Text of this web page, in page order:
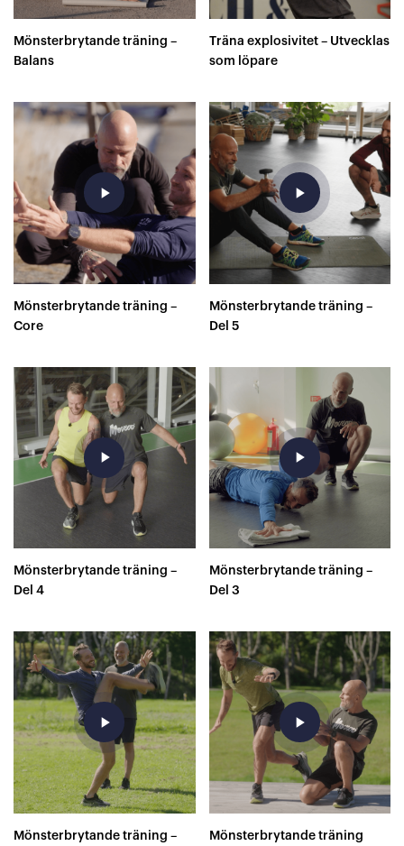
Mönsterbrytande träning –
Balans
Träna explosivitet – Utvecklas
som löpare
play_arrow
Mönsterbrytande träning –
Core
play_arrow
Mönsterbrytande träning –
Del 5
play_arrow
Mönsterbrytande träning –
Del 4
play_arrow
Mönsterbrytande träning –
Del 3
play_arrow
Mönsterbrytande träning –
play_arrow
Mönsterbrytande träning